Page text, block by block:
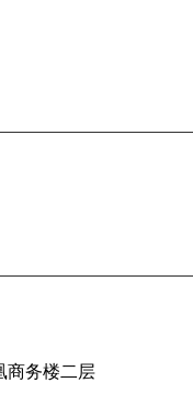
商务楼二层